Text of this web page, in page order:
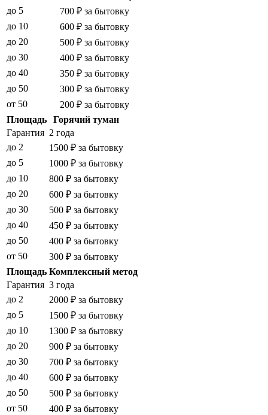
до 5
700 ₽ за бытовку
до 10
600 ₽ за бытовку
до 20
500 ₽ за бытовку
до 30
400 ₽ за бытовку
до 40
350 ₽ за бытовку
до 50
300 ₽ за бытовку
от 50
200 ₽ за бытовку
Площадь
Горячий туман
Гарантия 2 года
до 2
1500 ₽ за бытовку
до 5
1000 ₽ за бытовку
до 10
800 ₽ за бытовку
до 20
600 ₽ за бытовку
до 30
500 ₽ за бытовку
до 40
450 ₽ за бытовку
до 50
400 ₽ за бытовку
от 50
300 ₽ за бытовку
Площадь Комплексный метод
Гарантия 3 года
до 2
2000 ₽ за бытовку
до 5
1500 ₽ за бытовку
до 10
1300 ₽ за бытовку
до 20
900 ₽ за бытовку
до 30
700 ₽ за бытовку
до 40
600 ₽ за бытовку
до 50
500 ₽ за бытовку
от 50
400 ₽ за бытовку